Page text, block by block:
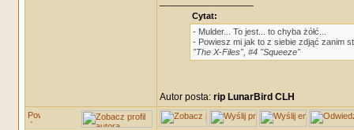
Cytat:
- Mulder... To jest... to chyba żółć...
- Powiesz mi jak to z siebie zdjąć zanim
"The X-Files", #4 "Squeeze"
Autor posta: rip LunarBird CLH